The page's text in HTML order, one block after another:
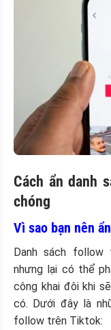
Cách ẩn danh
chóng
Vì sao bạn nên
Danh sách
nhưng lại có thể
công khai đôi khi
có. Dưới đây là
follow trên Tiktok: